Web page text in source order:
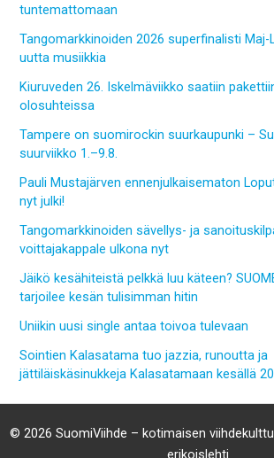
tuntemattomaan
Tangomarkkinoiden 2026 superfinalisti Maj-
uutta musiikkia
Kiuruveden 26. Iskelmäviikko saatiin
olosuhteissa
Tampere on suomirockin suurkaupunki –
suurviikko 1.–9.8.
Pauli Mustajärven ennenjulkaisematon
nyt julki!
Tangomarkkinoiden sävellys- ja
voittajakappale ulkona nyt
Jäikö kesähiteistä pelkkä luu käteen?
tarjoilee kesän tulisimman hitin
Uniikin uusi single antaa toivoa tulevaan
Sointien Kalasatama tuo jazzia, runoutta ja
jättiläiskäsinukkeja Kalasatamaan kesällä
© 2026 SuomiViihde – kotimaisen
erikoislehti